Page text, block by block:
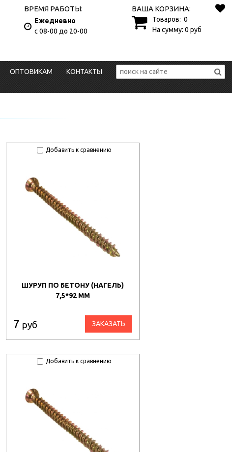
ВРЕМЯ РАБОТЫ:
Ежедневно
с 08-00 до 20-00
ВАША КОРЗИНА:
Товаров: 0
На сумму: 0 руб
ОПТОВИКАМ КОНТАКТЫ
Добавить к сравнению
ШУРУП ПО БЕТОНУ (НАГЕЛЬ)
7,5*92 ММ
7 руб ЗАКАЗАТЬ
Добавить к сравнению